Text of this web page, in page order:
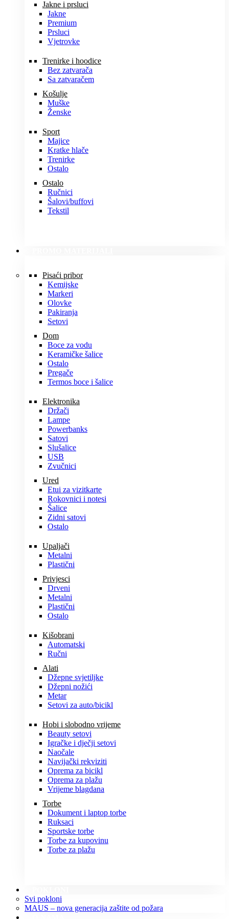
Jakne i prsluci
Jakne
Premium
Prsluci
Vjetrovke
Trenirke i hoodice
Bez zatvarača
Sa zatvaračem
Košulje
Muške
Ženske
Sport
Majice
Kratke hlače
Trenirke
Ostalo
Ostalo
Ručnici
Šalovi/buffovi
Tekstil
Pisaći pribor
Kemijske
Markeri
Olovke
Pakiranja
Setovi
Dom
Boce za vodu
Keramičke šalice
Ostalo
Pregače
Termos boce i šalice
Elektronika
Držači
Lampe
Powerbanks
Satovi
Slušalice
USB
Zvučnici
Ured
Etui za vizitkarte
Rokovnici i notesi
Šalice
Zidni satovi
Ostalo
Upaljači
Metalni
Plastični
Privjesci
Drveni
Metalni
Plastični
Ostalo
Kišobrani
Automatski
Ručni
Alati
Džepne svjetiljke
Džepni nožići
Metar
Setovi za auto/bicikl
Hobi i slobodno vrijeme
Beauty setovi
Igračke i dječji setovi
Naočale
Navijački rekviziti
Oprema za bicikl
Oprema za plažu
Vrijeme blagdana
Torbe
Dokument i laptop torbe
Ruksaci
Sportske torbe
Torbe za kupovinu
Torbe za plažu
Svi pokloni
MAUS – nova generacija zaštite od požara